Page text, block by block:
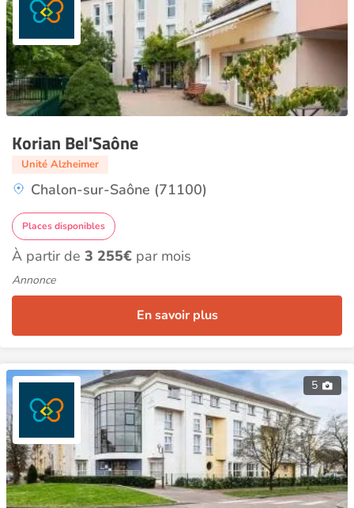
Korian Bel'Saône
Unité Alzheimer
Chalon-sur-Saône (71100)
Places disponibles
À partir de 3 255€ par mois
Annonce
En savoir plus
5